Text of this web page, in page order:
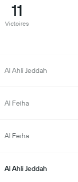
11
Victoires
Al Ahli Jeddah
Al Feiha
Al Feiha
Al Ahli Jeddah